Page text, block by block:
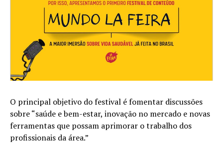
O principal objetivo do festival é fomentar discussões
sobre “saúde e bem-estar, inovação no mercado e novas
ferramentas que possam aprimorar o trabalho dos
profissionais da área.”